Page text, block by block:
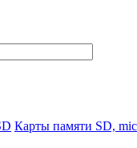
Карты памяти SD,